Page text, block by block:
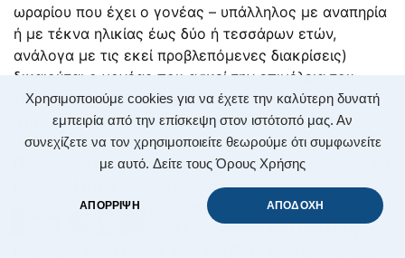
Χρησιμοποιούμε cookies για να έχετε την καλύτερη δυνατή
εμπειρία από την επίσκεψη στον ιστότοπό μας. Αν
συνεχίζετε να τον χρησιμοποιείτε θεωρούμε ότι συμφωνείτε
με αυτό. Δείτε τους Όρους Χρήσης
ΑΠΟΡΡΙΨΗ ΑΠΟΔΟΧΗ
ωραρίου που έχει ο γονέας – υπάλληλος με αναπηρία
ή με τέκνα ηλικίας έως δύο ή τεσσάρων ετών,
ανάλογα με τις εκεί προβλεπόμενες διακρίσεις)
δικαιούται ο γονέας που ασκεί την επιμέλεια του
τέκνου, χωρίς να υπάρχει οποιαδήποτε αναφορά
στην άσκηση της γονικής μέριμνας.
Προφανώς δεν συντρέχει οποιοσδήποτε λόγος για να
θεωρηθεί ότι ο νομοθέτης παρέχει τις διευκολύνσεις
της παραγράφου 5 του άρθρου 53 του
στον υπάλληλο γονέα που ασκεί την